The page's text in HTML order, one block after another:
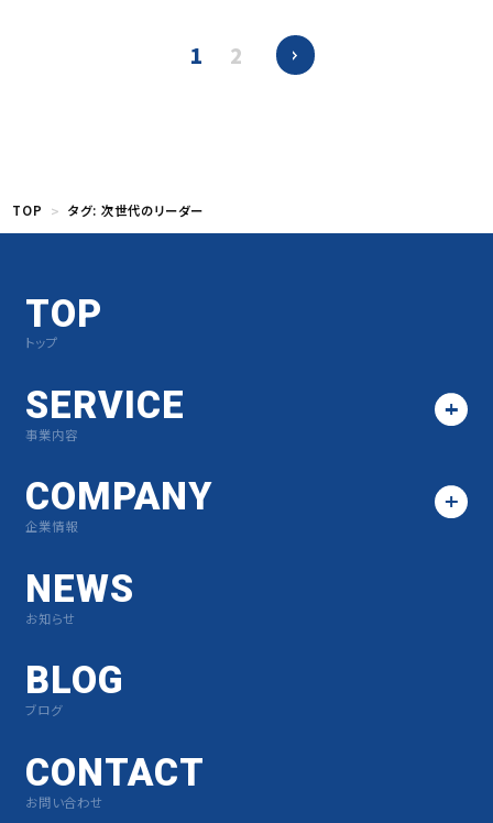
1 2
TOP タグ:次世代のリーダー
TOP
トップ
SERVICE
事業内容
COMPANY
企業情報
NEWS
お知らせ
BLOG
ブログ
CONTACT
お問い合わせ